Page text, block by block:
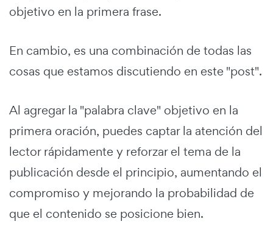
objetivo en la primera frase.
En cambio, es una combinación de todas las
cosas que estamos discutiendo en este "post".
Al agregar la "palabra clave" objetivo en la
primera oración, puedes captar la atención del
lector rápidamente y reforzar el tema de la
publicación desde el principio, aumentando el
compromiso y mejorando la probabilidad de
que el contenido se posicione bien.